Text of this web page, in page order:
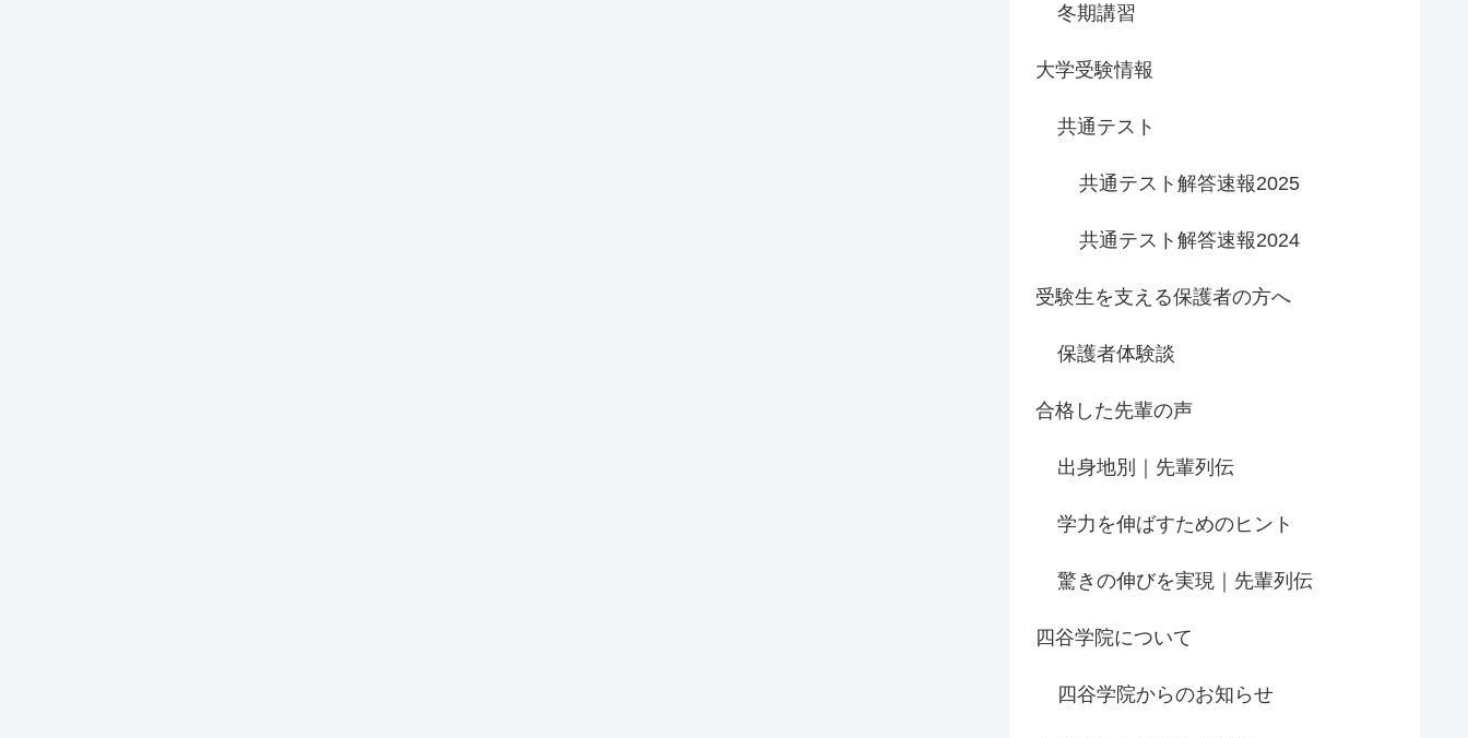
冬期講習
大学受験情報
共通テスト
共通テスト解答速報2025
共通テスト解答速報2024
受験生を支える保護者の方へ
保護者体験談
合格した先輩の声
出身地別｜先輩列伝
学力を伸ばすためのヒント
驚きの伸びを実現｜先輩列伝
四谷学院について
四谷学院からのお知らせ